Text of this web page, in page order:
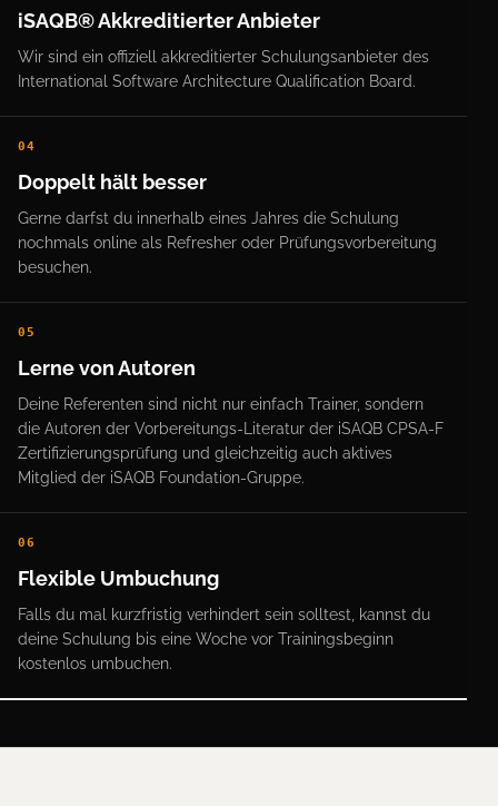
iSAQB® Akkreditierter Anbieter
Wir sind ein offiziell akkreditierter Schulungsanbieter des
International Software Architecture Qualification Board.
04
Doppelt hält besser
Gerne darfst du innerhalb eines Jahres die Schulung
nochmals online als Refresher oder Prüfungsvorbereitung
besuchen.
05
Lerne von Autoren
Deine Referenten sind nicht nur einfach Trainer, sondern
die Autoren der Vorbereitungs-Literatur der iSAQB CPSA-F
Zertifizierungsprüfung und gleichzeitig auch aktives
Mitglied der iSAQB Foundation-Gruppe.
06
Flexible Umbuchung
Falls du mal kurzfristig verhindert sein solltest, kannst du
deine Schulung bis eine Woche vor Trainingsbeginn
kostenlos umbuchen.